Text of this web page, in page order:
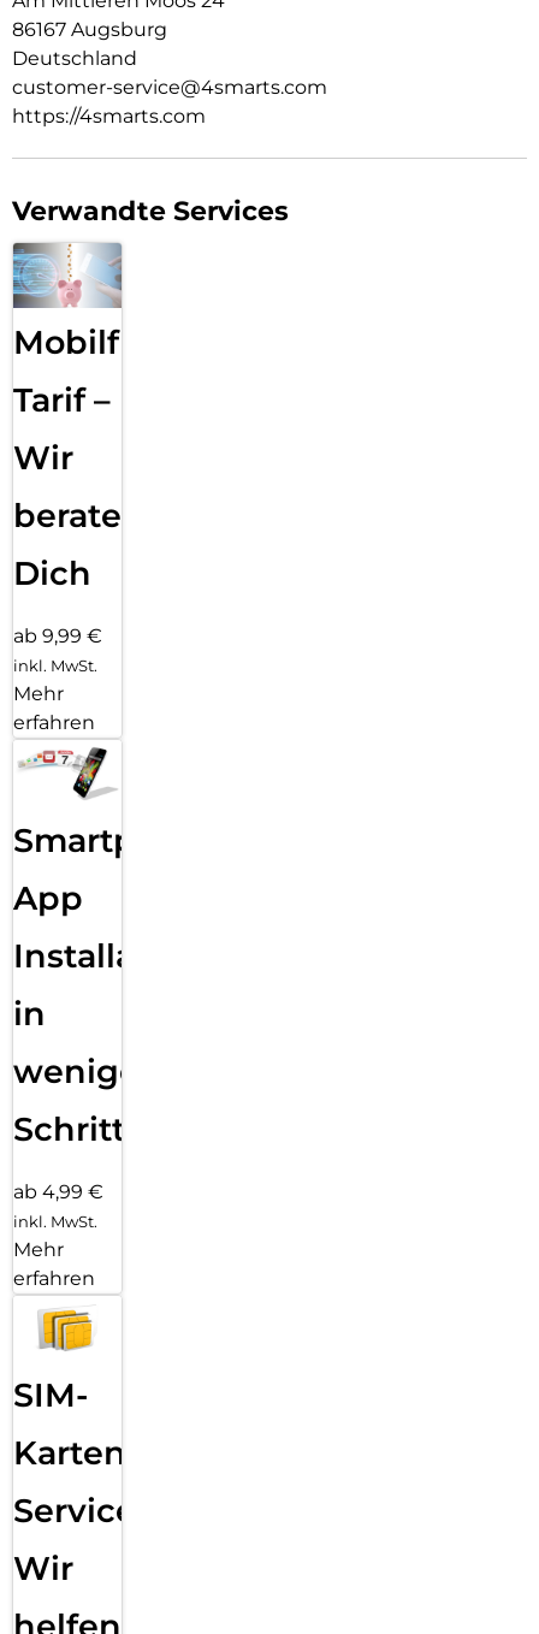
86167 Augsburg
Deutschland
customer-service@4smarts.com
https://4smarts.com
Verwandte Services
Mobilfunk
Tarif –
Wir
beraten
Dich
ab 9,99 €
inkl. MwSt.
Mehr
erfahren
Smartphone
App
Installation
in
wenigen
Schritten
ab 4,99 €
inkl. MwSt.
Mehr
erfahren
SIM-
Karten
Service:
Wir